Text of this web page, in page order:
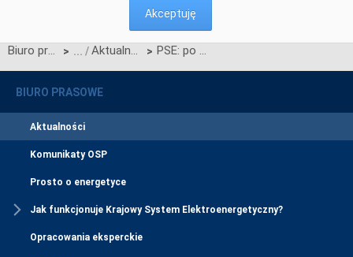
Akceptuję
Biuro prasowe > Aktualności > PSE: po stronie polskiej zostało zrealizowane ostatnie zadanie z Projektu budowy mostu Polska- Litwa!
BIURO PRASOWE
Aktualności
Komunikaty OSP
Prosto o energetyce
Jak funkcjonuje Krajowy System Elektroenergetyczny?
Opracowania eksperckie